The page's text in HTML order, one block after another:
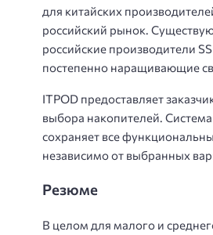
для китайских
российский рынок.
российские производители
постепенно наращивающие
ITPOD предоставляет
выбора накопителей.
сохраняет все
независимо от выбранных
Резюме
В целом для малого и